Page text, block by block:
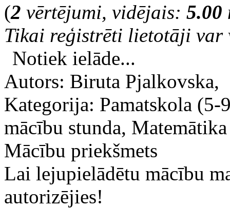
(2 vērtējumi, vidējais: 5.00
Tikai reģistrēti lietotāji var
Notiek ielāde...
Autors: Biruta Pjalkovska,
Kategorija: Pamatskola
mācību stunda,
Mācību priekšmets
Lai lejupielādētu mācību
autorizējies!